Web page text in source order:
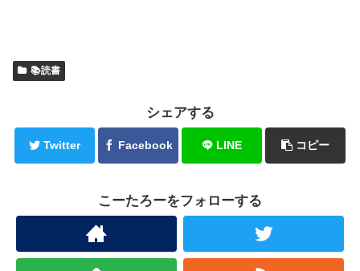
📚読書
シェアする
Twitter Facebook LINE コピー
こーたろーをフォローする